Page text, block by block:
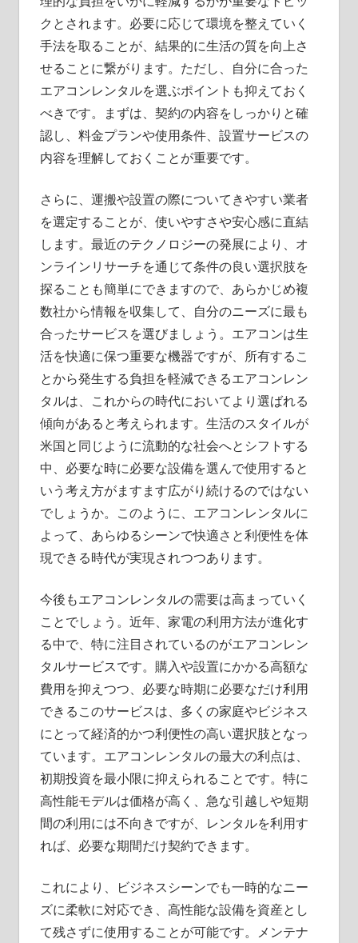
クとされます。必要に応じて環境を整えていく
手法を取ることが、結果的に生活の質を向上さ
せることに繋がります。ただし、自分に合った
エアコンレンタルを選ぶポイントも抑えておく
べきです。まずは、契約の内容をしっかりと確
認し、料金プランや使用条件、設置サービスの
内容を理解しておくことが重要です。
さらに、運搬や設置の際についてきやすい業者
を選定することが、使いやすさや安心感に直結
します。最近のテクノロジーの発展により、オ
ンラインリサーチを通じて条件の良い選択肢を
探ることも簡単にできますので、あらかじめ複
数社から情報を収集して、自分のニーズに最も
合ったサービスを選びましょう。エアコンは生
活を快適に保つ重要な機器ですが、所有するこ
とから発生する負担を軽減できるエアコンレン
タルは、これからの時代においてより選ばれる
傾向があると考えられます。生活のスタイルが
米国と同じように流動的な社会へとシフトする
中、必要な時に必要な設備を選んで使用すると
いう考え方がますます広がり続けるのではない
でしょうか。このように、エアコンレンタルに
よって、あらゆるシーンで快適さと利便性を体
現できる時代が実現されつつあります。
今後もエアコンレンタルの需要は高まっていく
ことでしょう。近年、家電の利用方法が進化す
る中で、特に注目されているのがエアコンレン
タルサービスです。購入や設置にかかる高額な
費用を抑えつつ、必要な時期に必要なだけ利用
できるこのサービスは、多くの家庭やビジネス
にとって経済的かつ利便性の高い選択肢となっ
ています。エアコンレンタルの最大の利点は、
初期投資を最小限に抑えられることです。特に
高性能モデルは価格が高く、急な引越しや短期
間の利用には不向きですが、レンタルを利用す
れば、必要な期間だけ契約できます。
これにより、ビジネスシーンでも一時的なニー
ズに柔軟に対応でき、高性能な設備を資産とし
て残さずに使用することが可能です。メンテナ